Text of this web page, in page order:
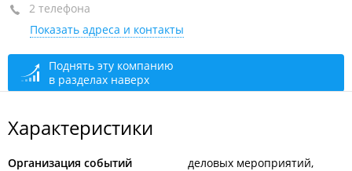
+7 (423) 299-33-77
+7 904 629-33-77
По предварительному звонку
09:00
2 телефона
Показать адреса и контакты
Поднять эту компанию
в разделах наверх
Характеристики
Организация событий
деловых мероприятий